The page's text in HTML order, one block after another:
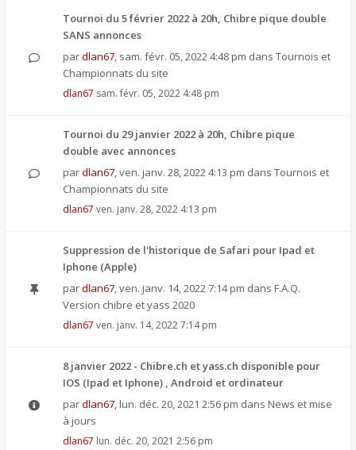
Tournoi du 5 février 2022 à 20h, Chibre pique double
SANS annonces
pardlan67, sam. févr. 05, 2022 4:48 pm dans Tournois et
Championnats du site
dlan67 sam. févr. 05, 2022 4:48 pm
Tournoi du 29 janvier 2022 à 20h, Chibre pique
double avec annonces
pardlan67,ven. janv. 28, 2022 4:13 pm dans Tournois et
Championnats du site
dlan67 ven. janv. 28, 2022 4:13 pm
Suppression de l'historique de Safari pour Ipad et
Iphone (Apple)
pardlan67,ven. janv. 14, 2022 7:14 pm dans F.A.Q.
Version chibre et yass 2020
dlan67 ven. janv. 14, 2022 7:14 pm
8 janvier 2022 - Chibre.ch et yass.ch disponible pour
IOS (Ipad et Iphone) , Android et ordinateur
pardlan67, lun. déc. 20, 2021 2:56 pm dans News et mise
à jours
dlan67 lun. déc. 20, 2021 2:56 pm